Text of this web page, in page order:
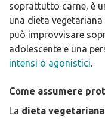
soprattutto carne, è
una dieta
può improvvisare
adolescente e una
intensi o agonistici.
Come assumere
La dieta